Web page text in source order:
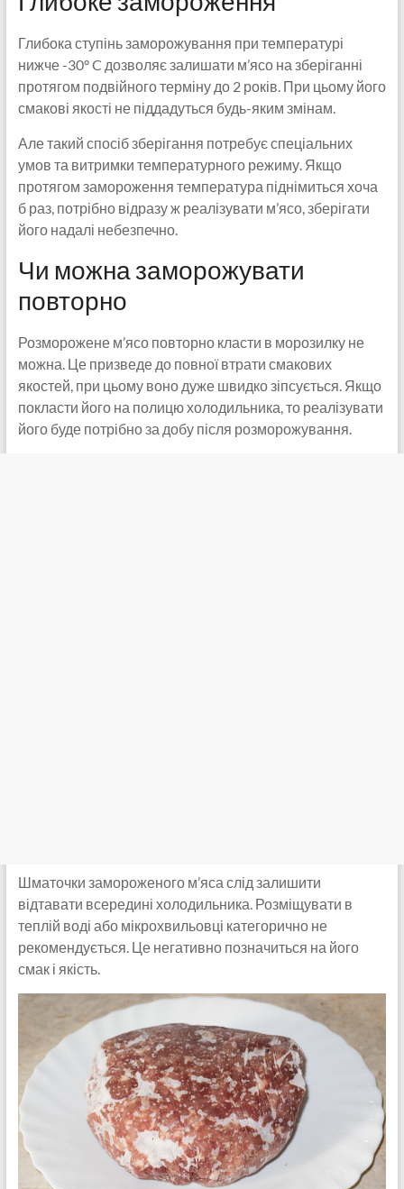
Глибока ступінь заморожування при температурі
нижче -30° C дозволяє залишати м’ясо на зберіганні
протягом подвійного терміну до 2 років. При цьому його
смакові якості не піддадуться будь-яким змінам.
Але такий спосіб зберігання потребує спеціальних
умов та витримки температурного режиму. Якщо
протягом замороження температура піднімиться хоча
б раз, потрібно відразу ж реалізувати м’ясо, зберігати
його надалі небезпечно.
Чи можна заморожувати
повторно
Розморожене м’ясо повторно класти в морозилку не
можна. Це призведе до повної втрати смакових
якостей, при цьому воно дуже швидко зіпсується. Якщо
покласти його на полицю холодильника, то реалізувати
його буде потрібно за добу після розморожування.
Шматочки замороженого м’яса слід залишити
відтавати всередині холодильника. Розміщувати в
теплій воді або мікрохвильовці категорично не
рекомендується. Це негативно позначиться на його
смак і якість.